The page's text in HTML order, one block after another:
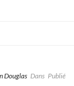
Douglas Dans Publié